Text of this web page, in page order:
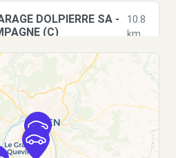
DOLPIERRE SA -
(C)
10.8
km
27370
DISTRIBUTION